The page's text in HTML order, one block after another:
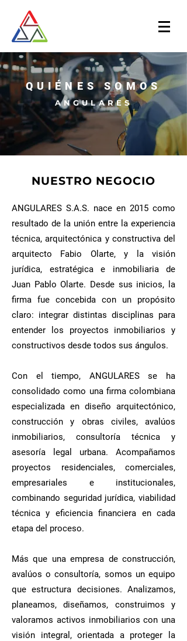
QUIÉNES SOMOS
ANGULARES
NUESTRO NEGOCIO
ANGULARES S.A.S. nace en 2015 como
resultado de la unión entre la experiencia
técnica, arquitectónica y constructiva del
arquitecto Fabio Olarte, y la visión
jurídica, estratégica e inmobiliaria de
Juan Pablo Olarte. Desde sus inicios, la
firma fue concebida con un propósito
claro: integrar distintas disciplinas para
entender los proyectos inmobiliarios y
constructivos desde todos sus ángulos.
Con el tiempo, ANGULARES se ha
consolidado como una firma colombiana
especializada en diseño arquitectónico,
construcción y obras civiles, avalúos
inmobiliarios, consultoría técnica y
asesoría legal urbana. Acompañamos
proyectos residenciales, comerciales,
empresariales e institucionales,
combinando seguridad jurídica, viabilidad
técnica y eficiencia financiera en cada
etapa del proceso.
Más que una empresa de construcción,
avalúos o consultoría, somos un equipo
que estructura decisiones. Analizamos,
planeamos, diseñamos, construimos y
valoramos activos inmobiliarios con una
visión integral, orientada a proteger la